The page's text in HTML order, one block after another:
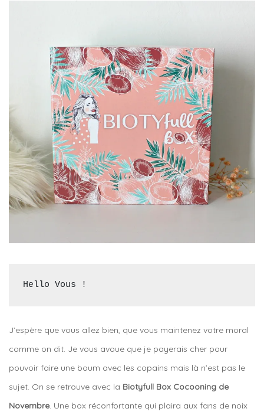
Hello Vous !
J’espère que vous allez bien, que vous maintenez votre moral
comme on dit. Je vous avoue que je payerais cher pour
pouvoir faire une boum avec les copains mais là n’est pas le
sujet. On se retrouve avec la Biotyfull Box Cocooning de
Novembre . Une box réconfortante qui plaira aux fans de noix